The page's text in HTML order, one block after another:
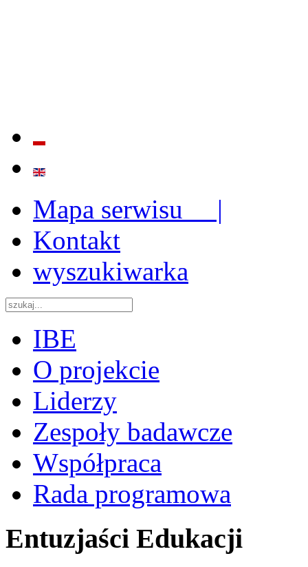
Mapa serwisu |
Kontakt
wyszukiwarka
IBE
O projekcie
Liderzy
Zespoły badawcze
Współpraca
Rada programowa
Entuzjaści Edukacji